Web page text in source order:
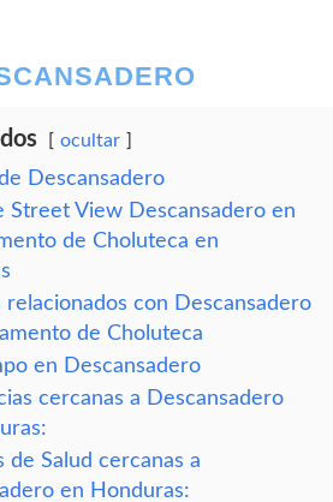
ocultar
Descansadero
Street View Descansadero en
de Choluteca en
relacionados con Descansadero
de Choluteca
en Descansadero
cercanas a Descansadero
de Salud cercanas a
en Honduras: